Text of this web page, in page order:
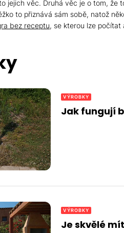
jejich věc. Druhá věc je o tom,
to přiznává sám sobě, natož
bez receptu, se kterou lze
VÝROBKY
Jak fungují
VÝROBKY
Je skvělé